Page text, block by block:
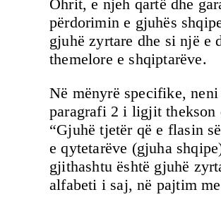
Ohrit, e njeh qartë dhe
përdorimin e gjuhës
gjuhë zyrtare dhe si një e
themelore e shqiptarëve.
Në mënyrë specifike, neni
paragrafi 2 i ligjit thekson
“Gjuhë tjetër që e flasin
e qytetarëve (gjuha
gjithashtu është gjuhë
alfabeti i saj, në pajtim